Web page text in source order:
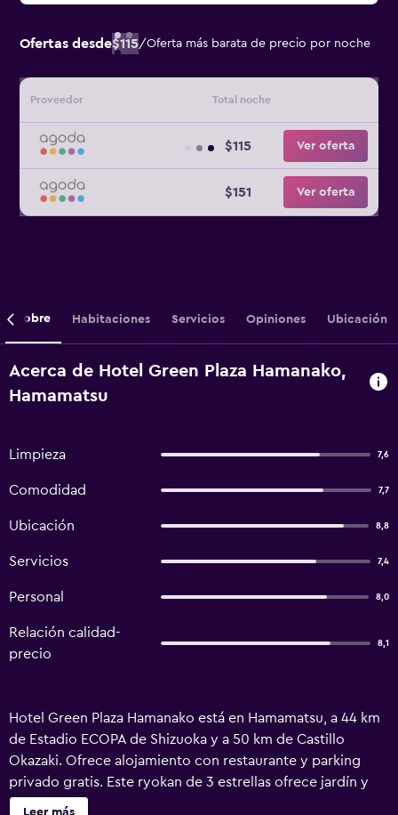
Ofertas desde$115/Oferta más barata de precio por noche
Proveedor Total noche
$115 Ver oferta
$151 Ver oferta
Sobre Habitaciones Servicios Opiniones Ubicación
Acerca de Hotel Green Plaza Hamanako,
Hamamatsu
Limpieza 7,6
Comodidad 7,7
Ubicación 8,8
Servicios 7,4
Personal 8,0
Relación calidad-
precio
8,1
Hotel Green Plaza Hamanako está en Hamamatsu, a 44 km
de Estadio ECOPA de Shizuoka y a 50 km de Castillo
Okazaki. Ofrece alojamiento con restaurante y parking
privado gratis. Este ryokan de 3 estrellas ofrece jardín y
habitaciones con aire acondicionado, wifi gratis y baño
Leer más